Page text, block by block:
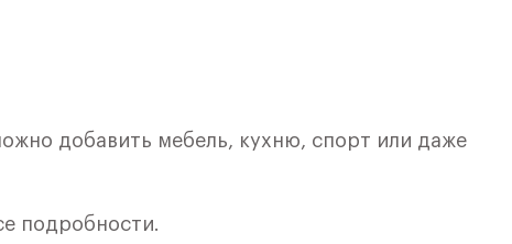
добавить мебель, кухню, спорт или даже
подробности.